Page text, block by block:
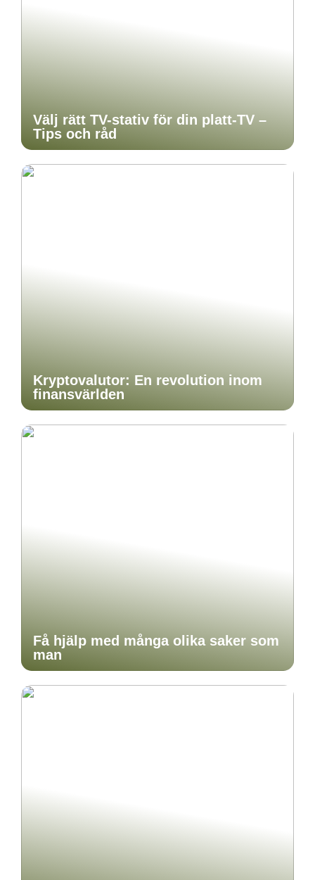
Välj rätt TV-stativ för din platt-TV –
Tips och råd
Kryptovalutor: En revolution inom
finansvärlden
Få hjälp med många olika saker som
man